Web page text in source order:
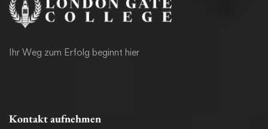
Ihr Weg zum Erfolg beginnt hier
Kontakt aufnehmen